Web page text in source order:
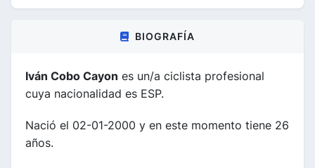
BIOGRAFÍA
Iván Cobo Cayon es un/a ciclista profesional
cuya nacionalidad es ESP.
Nació el 02-01-2000 y en este momento tiene 26
años.